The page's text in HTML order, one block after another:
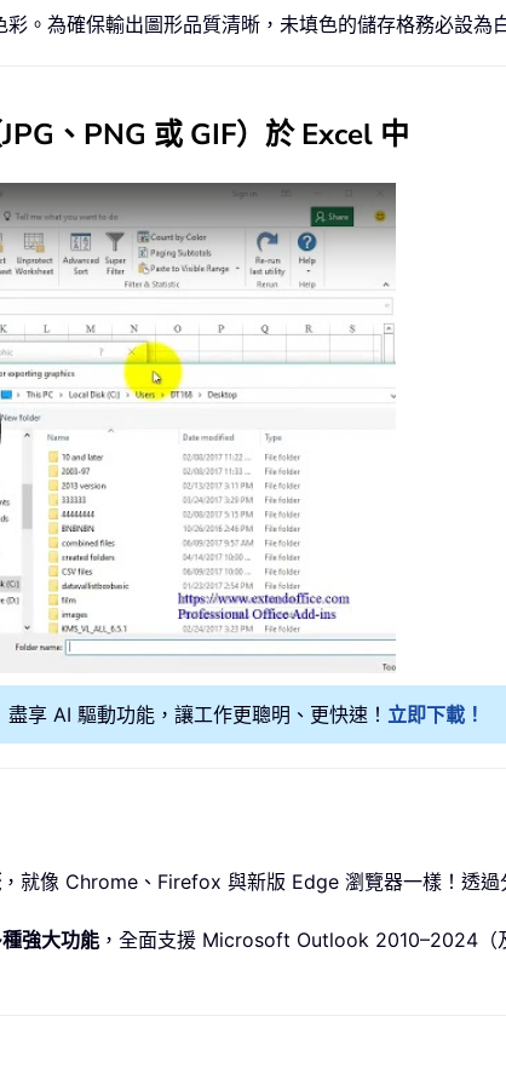
。為確保輸出圖形品質清晰，未填色的儲存格務必設為
、PNG 或 GIF）於 Excel 中
享 AI 驅動功能，讓工作更聰明、更快速！ 立即下載！
，就像 Chrome、Firefox 與新版 Edge 瀏覽器一樣！透過
強大功能 ，全面支援 Microsoft Outlook 2010–2024